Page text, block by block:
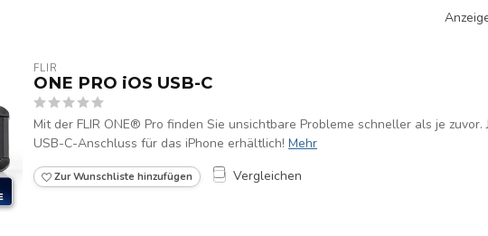
FLIR
ONE PRO iOS USB-C
Mit der FLIR ONE® Pro finden Sie unsichtbare Probleme schneller als je zuvor.
USB-C-Anschluss für das iPhone erhältlich! Mehr
Zur Wunschliste hinzufügen Vergleichen